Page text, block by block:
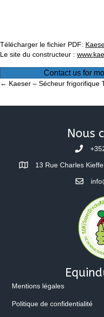
Télécharger le fichier PDF:
Le site du constructeur :
Contact us for
Posts
navigation
← Kaeser – Sécheur frigorifique
Nous
13 Rue Charles
Mentions légales
Politique de confidentialité